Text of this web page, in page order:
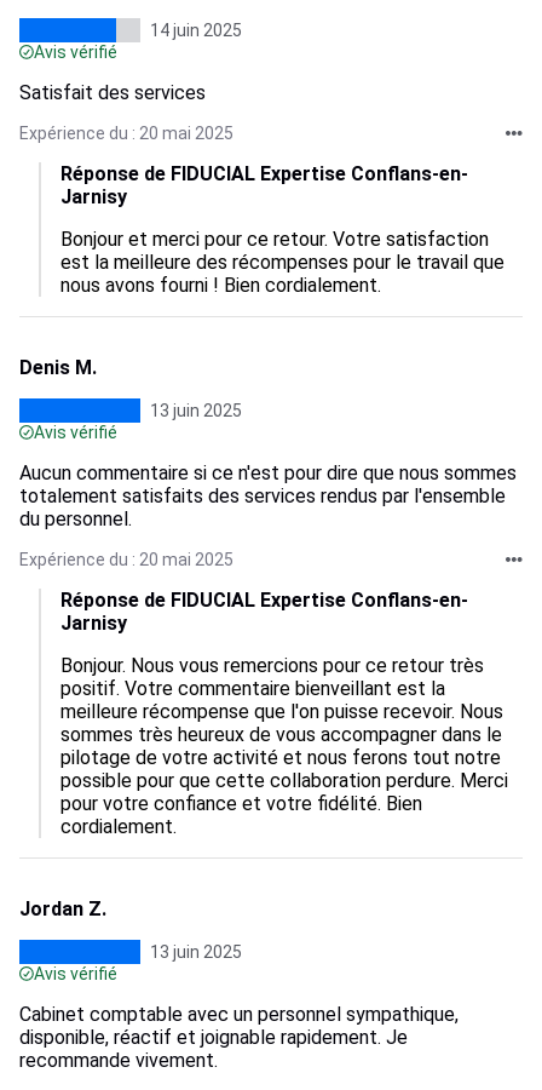
14 juin 2025
Avis vérifié
Satisfait des services
Expérience du : 20 mai 2025
Réponse de FIDUCIAL Expertise Conflans-en-
Jarnisy
Bonjour et merci pour ce retour. Votre satisfaction
est la meilleure des récompenses pour le travail que
nous avons fourni ! Bien cordialement.
Denis M.
13 juin 2025
Avis vérifié
Aucun commentaire si ce n'est pour dire que nous sommes
totalement satisfaits des services rendus par l'ensemble
du personnel.
Expérience du : 20 mai 2025
Réponse de FIDUCIAL Expertise Conflans-en-
Jarnisy
Bonjour. Nous vous remercions pour ce retour très
positif. Votre commentaire bienveillant est la
meilleure récompense que l'on puisse recevoir. Nous
sommes très heureux de vous accompagner dans le
pilotage de votre activité et nous ferons tout notre
possible pour que cette collaboration perdure. Merci
pour votre confiance et votre fidélité. Bien
cordialement.
Jordan Z.
13 juin 2025
Avis vérifié
Cabinet comptable avec un personnel sympathique,
disponible, réactif et joignable rapidement. Je
recommande vivement.